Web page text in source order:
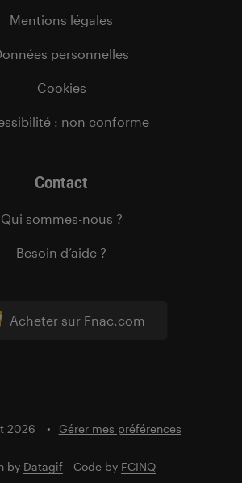
Acheter sur Fnac.com
Mentions légales
personnelles
Cookies
: non conforme
Contact
Qui sommes-nous ?
Besoin d’aide ?
2026 Gérer mes préférences
by Datagif - Code by FCINQ